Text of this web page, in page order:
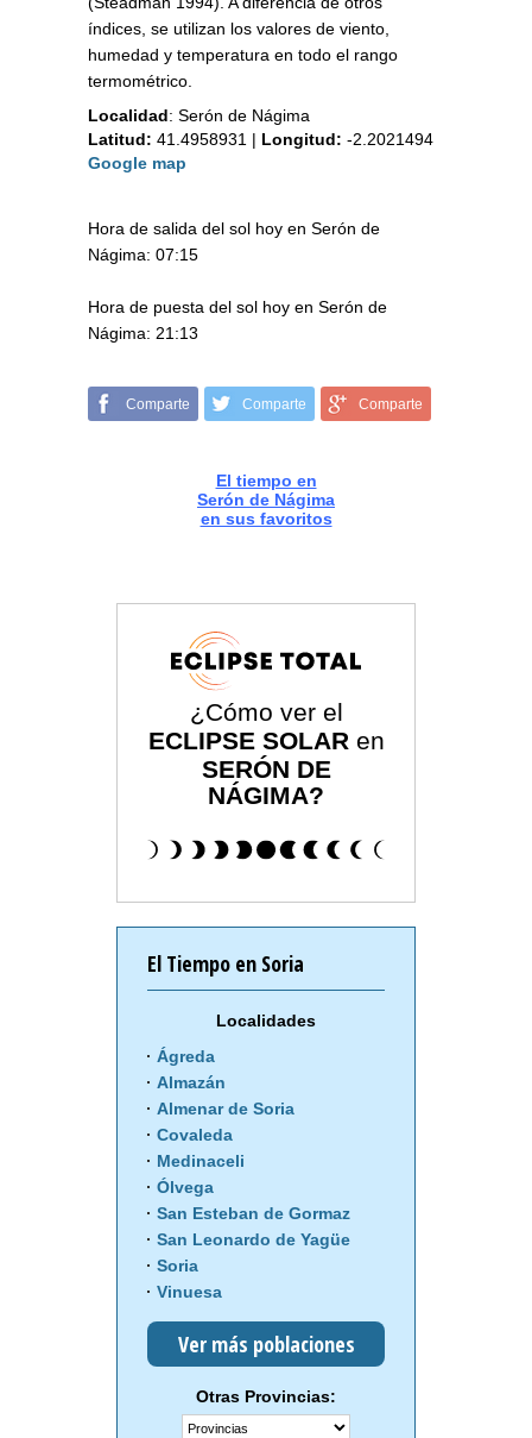
índices, se utilizan los valores de viento,
humedad y temperatura en todo el rango
termométrico.
Localidad: Serón de Nágima
Latitud: 41.4958931 | Longitud: -2.2021494
Google map
Hora de salida del sol hoy en Serón de
Nágima: 07:15
Hora de puesta del sol hoy en Serón de
Nágima: 21:13
Comparte Comparte Comparte
El tiempo en
Serón de Nágima
en sus favoritos
¿Cómo ver el
ECLIPSE SOLAR en
SERÓN DE
NÁGIMA?
El Tiempo en Soria
Localidades
Ágreda
Almazán
Almenar de Soria
Covaleda
Medinaceli
Ólvega
San Esteban de Gormaz
San Leonardo de Yagüe
Soria
Vinuesa
Ver más poblaciones
Otras Provincias: